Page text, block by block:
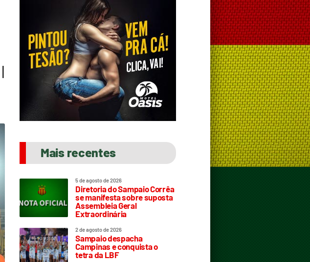
Mais recentes
5 de agosto de 2026
Diretoria do Sampaio Corrêa
se manifesta sobre suposta
Assembleia Geral
Extraordinária
2 de agosto de 2026
Sampaio despacha
Campinas e conquista o
tetra da LBF